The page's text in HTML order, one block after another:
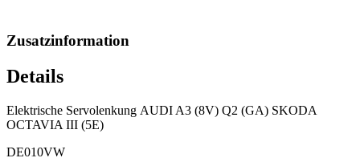
Zusatzinformation
Details
Elektrische Servolenkung AUDI A3 (8V) Q2 (GA) SKODA
OCTAVIA III (5E)
DE010VW